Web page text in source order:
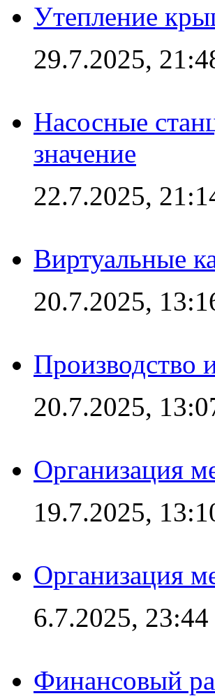
Утепление
29.7.2025,
Насосные
значение
22.7.2025,
Виртуальные
20.7.2025,
Производство
20.7.2025,
Организация
19.7.2025,
Организация
6.7.2025, 23:44
Финансовый